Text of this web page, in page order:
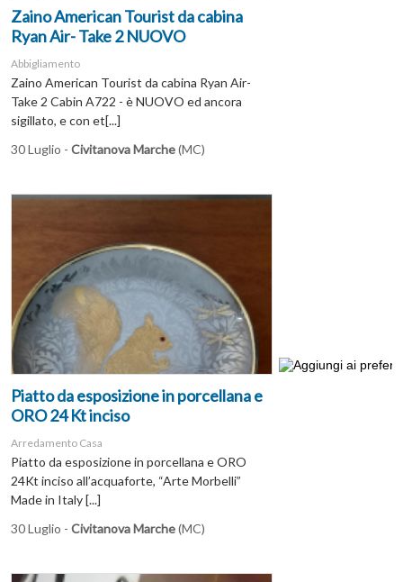
Zaino American Tourist da cabina
Ryan Air- Take 2 NUOVO
Abbigliamento
Zaino American Tourist da cabina Ryan Air-
Take 2 Cabin A722 - è NUOVO ed ancora
sigillato, e con et[...]
30 Luglio - Civitanova Marche(MC)
Piatto da esposizione in porcellana e
ORO 24 Kt inciso
Arredamento Casa
Piatto da esposizione in porcellana e ORO
24Kt inciso all’acquaforte, “Arte Morbelli”
Made in Italy [...]
30 Luglio - Civitanova Marche(MC)